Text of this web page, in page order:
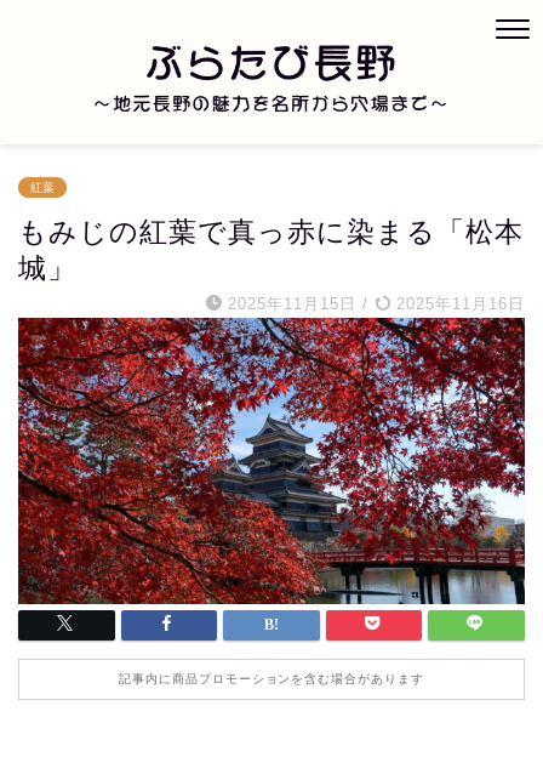
紅葉
もみじの紅葉で真っ赤に染まる「松本
城」
2025年11月15日 / 2025年11月16日
記事内に商品プロモーションを含む場合があります